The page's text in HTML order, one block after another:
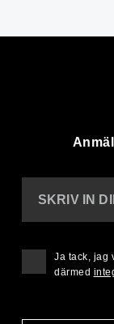
SKRIV IN
Ja tack, jag
därmed